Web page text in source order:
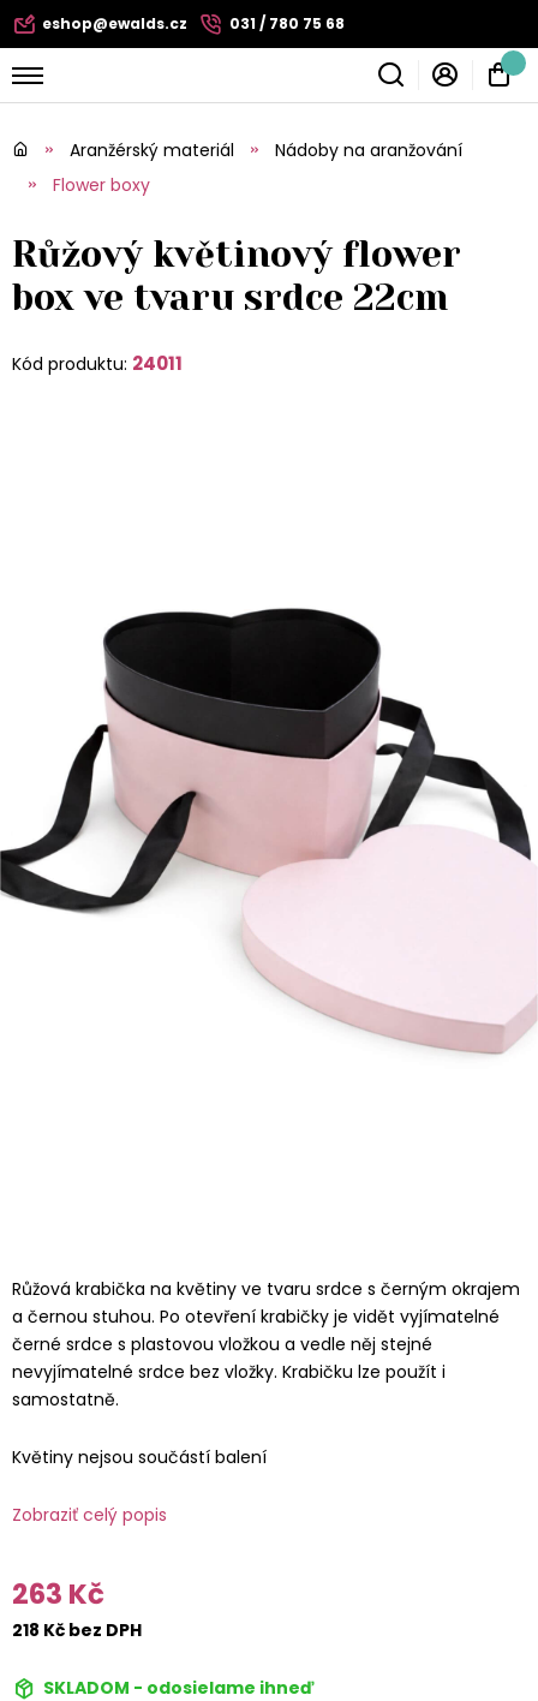
eshop@ewalds.cz 031 / 780 75 68
Aranžérský materiál
Nádoby na aranžování
Flower boxy
Růžový květinový flower
box ve tvaru srdce 22cm
Kód produktu: 24011
Růžová krabička na květiny ve tvaru srdce s černým okrajem
a černou stuhou. Po otevření krabičky je vidět vyjímatelné
černé srdce s plastovou vložkou a vedle něj stejné
nevyjímatelné srdce bez vložky. Krabičku lze použít i
samostatně.
Květiny nejsou součástí balení
Zobraziť celý popis
263 Kč
218 Kč bez DPH
SKLADOM - odosielame ihneď